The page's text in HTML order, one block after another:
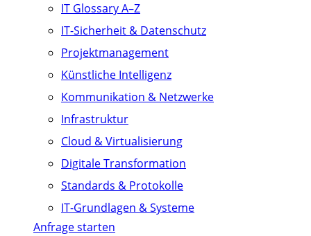
IT Glossary A–Z
IT-Sicherheit & Datenschutz
Projektmanagement
Künstliche Intelligenz
Kommunikation & Netzwerke
Infrastruktur
Cloud & Virtualisierung
Digitale Transformation
Standards & Protokolle
IT-Grundlagen & Systeme
Anfrage starten